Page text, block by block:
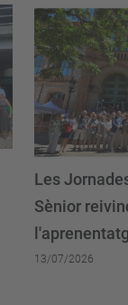
Les
Sènior
13/07/2026